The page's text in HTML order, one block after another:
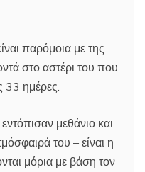
παρόμοια με της
στο αστέρι του που
33 ημέρες.
μεθάνιο και
του – είναι η
μόρια με βάση τον